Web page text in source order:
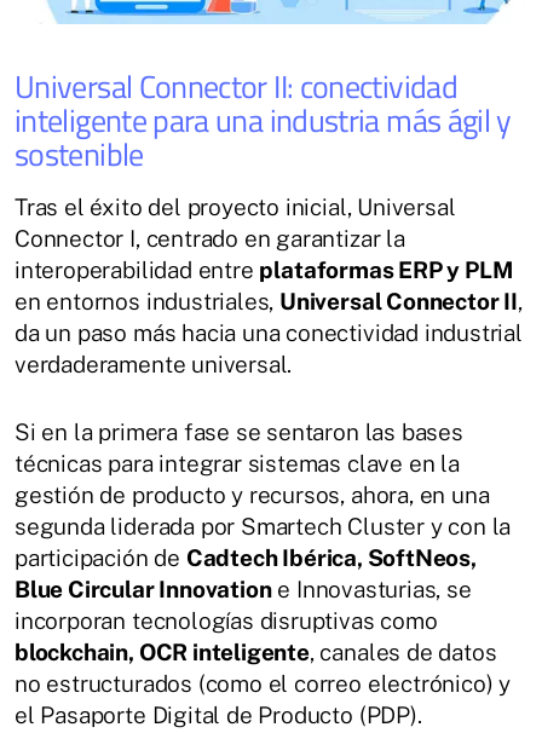
Universal Connector II: conectividad
inteligente para una industria más ágil y
sostenible
Tras el éxito del proyecto inicial, Universal
Connector I, centrado en garantizar la
interoperabilidad entre plataformas ERP y PLM
en entornos industriales, Universal Connector II,
da un paso más hacia una conectividad industrial
verdaderamente universal.
Si en la primera fase se sentaron las bases
técnicas para integrar sistemas clave en la
gestión de producto y recursos, ahora, en una
segunda liderada por Smartech Cluster y con la
participación de Cadtech Ibérica, SoftNeos,
Blue Circular Innovatione Innovasturias, se
incorporan tecnologías disruptivas como
blockchain, OCR inteligente, canales de datos
no estructurados (como el correo electrónico) y
el Pasaporte Digital de Producto (PDP).